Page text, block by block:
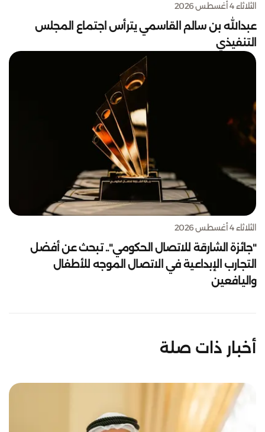
الثلاثاء 4 أغسطس 2026
عبدالله بن سالم القاسمي يترأس اجتماع المجلس
التنفيذي
الثلاثاء 4 أغسطس 2026
"جائزة الشارقة للاتصال الحكومي".. تبحث عن أفضل
التجارب الإبداعية في الاتصال الموجه للأطفال
واليافعين
أخبار ذات صلة